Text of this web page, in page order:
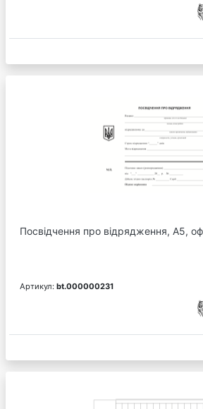
Посвідчення про відрядження, А5,
Артикул: bt.000000231